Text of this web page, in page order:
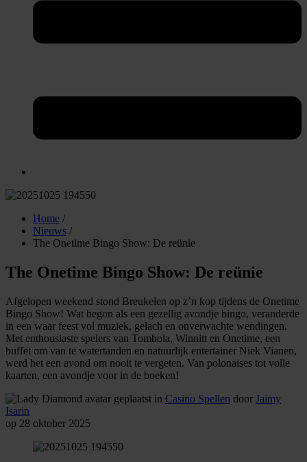
Home /
Nieuws /
The Onetime Bingo Show: De reünie
The Onetime Bingo Show: De reünie
Afgelopen weekend stond Breukelen op z’n kop tijdens de Onetime
Bingo Show! Wat begon als een gezellig avondje bingo, veranderde
in een waar feest vol muziek, gelach en onverwachte wendingen.
Met enthousiaste spelers van Tombola, Winnitt en Onetime, een
buffet om van te watertanden en natuurlijk entertainer Niek Vianen,
werd het een avond om nooit te vergeten. Van polonaises tot volle
kaarten, een avondje voor in de boeken!
geplaatst in Casino Spellen door Jaimy
Isarin
op 28 oktober 2025